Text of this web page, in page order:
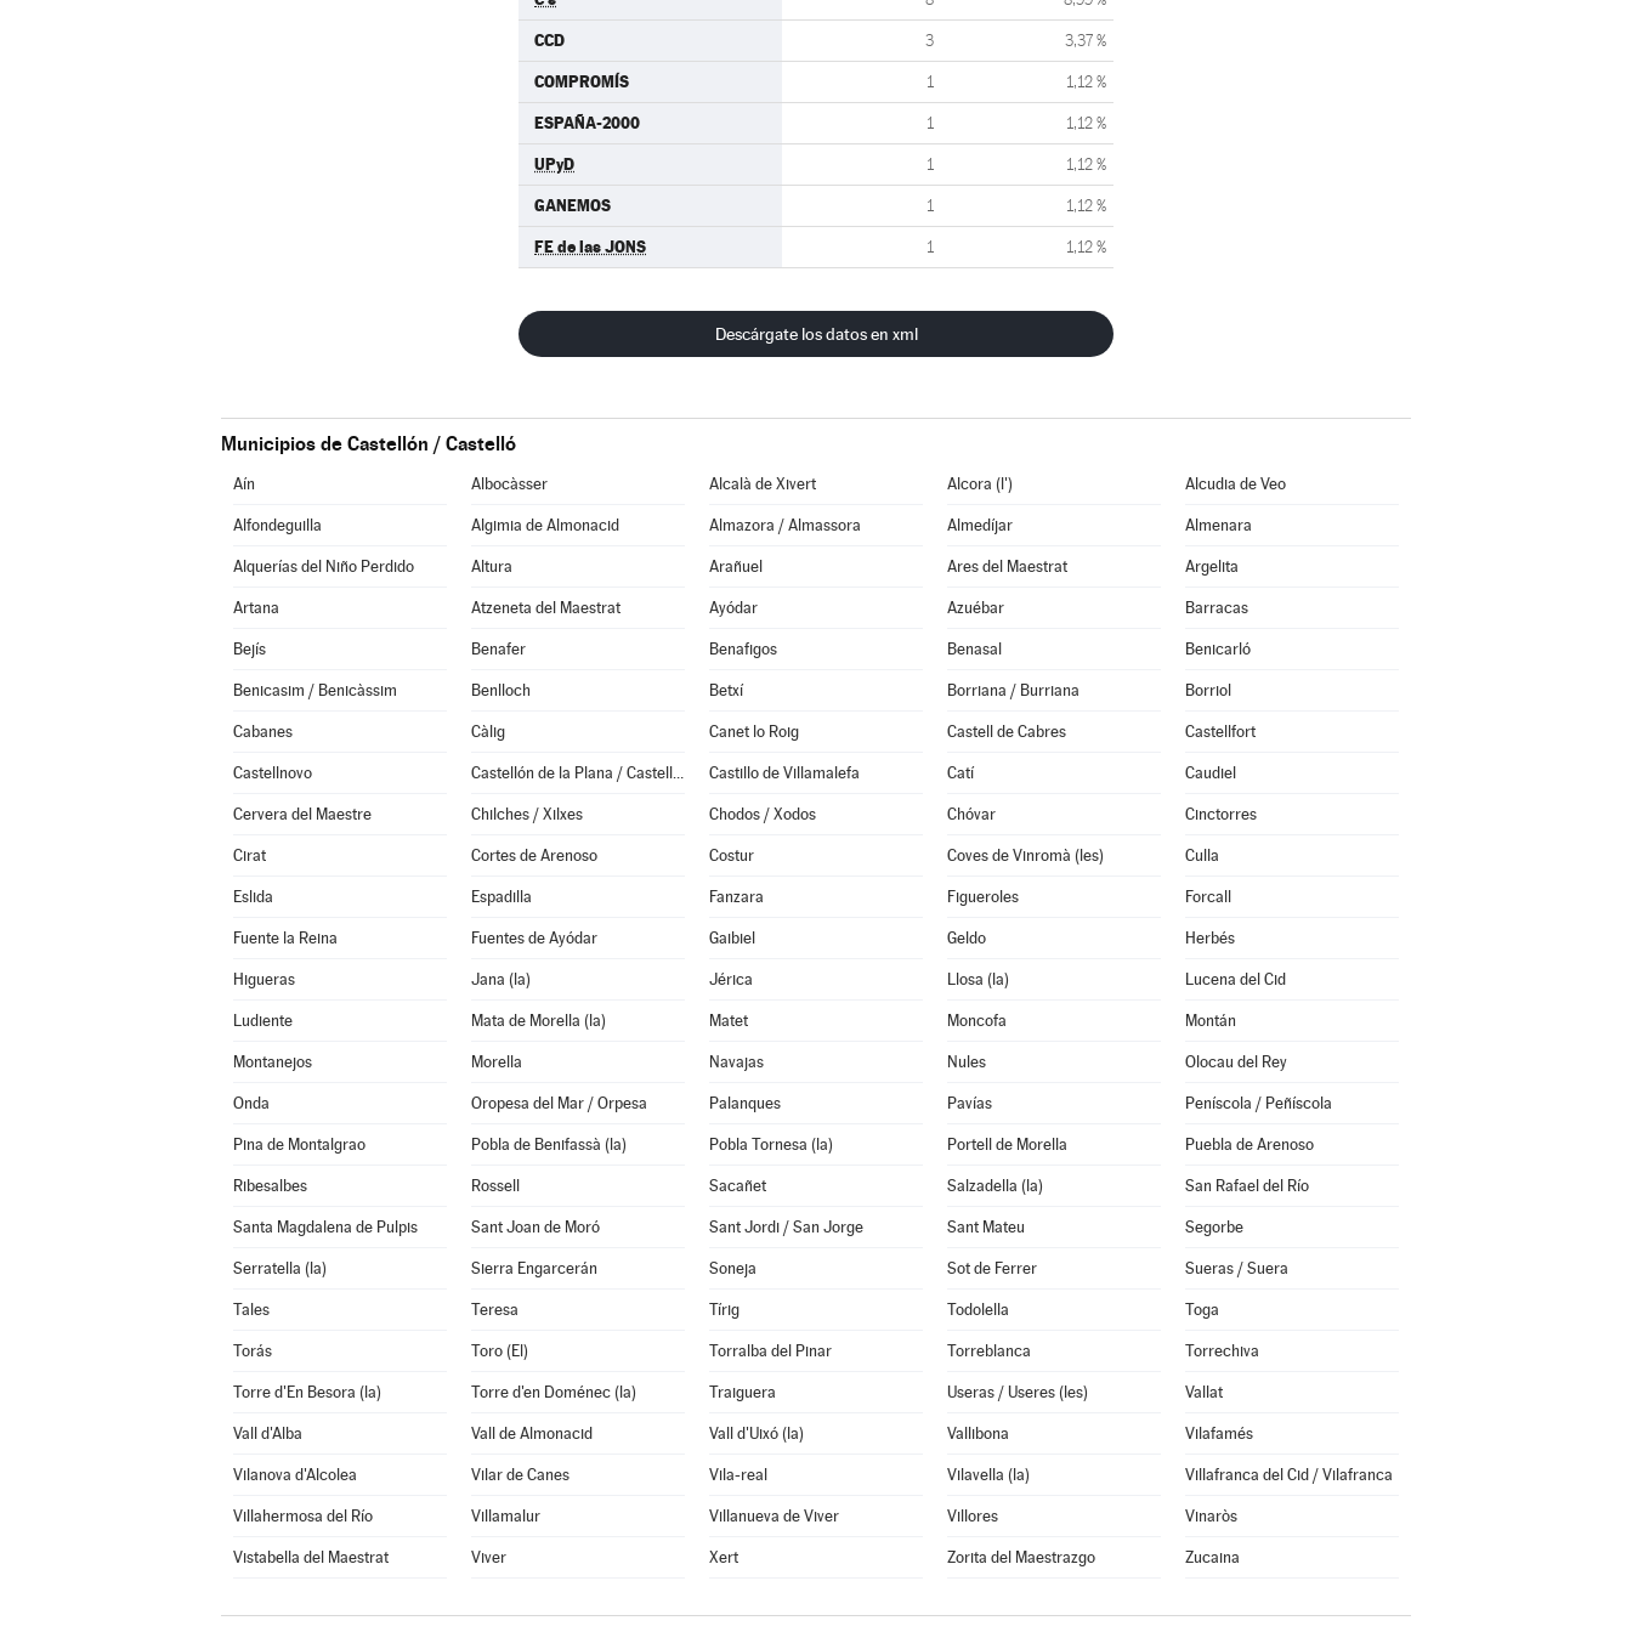
CCD 3 3,37 %
COMPROMÍS 1 1,12 %
ESPAÑA-2000 1 1,12 %
UPyD 1 1,12 %
GANEMOS 1 1,12 %
FE de las JONS 1 1,12 %
Descárgate los datos en xml
Municipios de Castellón / Castelló
Aín Albocàsser Alcalà de Xivert Alcora (l') Alcudia de Veo
Alfondeguilla Algimia de Almonacid Almazora / Almassora Almedíjar Almenara
Alquerías del Niño Perdido Altura Arañuel Ares del Maestrat Argelita
Artana Atzeneta del Maestrat Ayódar Azuébar Barracas
Bejís Benafer Benafigos Benasal Benicarló
Benicasim / Benicàssim Benlloch Betxí Borriana / Burriana Borriol
Cabanes Càlig Canet lo Roig Castell de Cabres Castellfort
Castellnovo Castellón de la Plana / Castelló de la Plana Castillo de Villamalefa Catí Caudiel
Cervera del Maestre Chilches / Xilxes Chodos / Xodos Chóvar Cinctorres
Cirat Cortes de Arenoso Costur Coves de Vinromà (les) Culla
Eslida Espadilla Fanzara Figueroles Forcall
Fuente la Reina Fuentes de Ayódar Gaibiel Geldo Herbés
Higueras Jana (la) Jérica Llosa (la) Lucena del Cid
Ludiente Mata de Morella (la) Matet Moncofa Montán
Montanejos Morella Navajas Nules Olocau del Rey
Onda Oropesa del Mar / Orpesa Palanques Pavías Peníscola / Peñíscola
Pina de Montalgrao Pobla de Benifassà (la) Pobla Tornesa (la) Portell de Morella Puebla de Arenoso
Ribesalbes Rossell Sacañet Salzadella (la) San Rafael del Río
Santa Magdalena de Pulpis Sant Joan de Moró Sant Jordi / San Jorge Sant Mateu Segorbe
Serratella (la) Sierra Engarcerán Soneja Sot de Ferrer Sueras / Suera
Tales Teresa Tírig Todolella Toga
Torás Toro (El) Torralba del Pinar Torreblanca Torrechiva
Torre d'En Besora (la) Torre d'en Doménec (la) Traiguera Useras / Useres (les) Vallat
Vall d'Alba Vall de Almonacid Vall d'Uixó (la) Vallibona Vilafamés
Vilanova d'Alcolea Vilar de Canes Vila-real Vilavella (la) Villafranca del Cid / Vilafranca
Villahermosa del Río Villamalur Villanueva de Viver Villores Vinaròs
Vistabella del Maestrat Viver Xert Zorita del Maestrazgo Zucaina